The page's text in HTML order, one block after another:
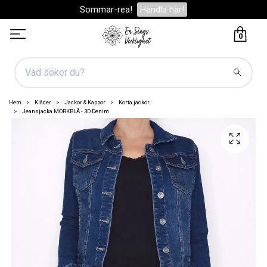
Sommar-rea! Handla här!
0
Hem Kläder Jackor & Kappor
Korta jackor
Jeansjacka MÖRKBLÅ - 3D Denim